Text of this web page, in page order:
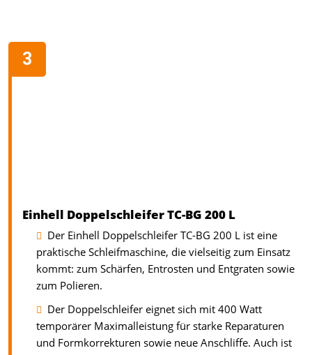
Einhell Doppelschleifer TC-BG 200 L
Der Einhell Doppelschleifer TC-BG 200 L ist eine
praktische Schleifmaschine, die vielseitig zum Einsatz
kommt: zum Schärfen, Entrosten und Entgraten sowie
zum Polieren.
Der Doppelschleifer eignet sich mit 400 Watt
temporärer Maximalleistung für starke Reparaturen
und Formkorrekturen sowie neue Anschliffe. Auch ist